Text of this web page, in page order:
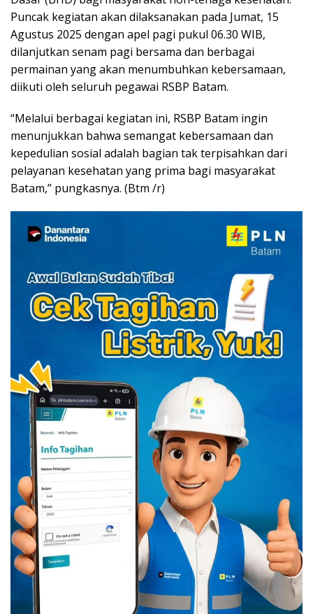
Puncak kegiatan akan dilaksanakan pada Jumat, 15
Agustus 2025 dengan apel pagi pukul 06.30 WIB,
dilanjutkan senam pagi bersama dan berbagai
permainan yang akan menumbuhkan kebersamaan,
diikuti oleh seluruh pegawai RSBP Batam.
“Melalui berbagai kegiatan ini, RSBP Batam ingin
menunjukkan bahwa semangat kebersamaan dan
kepedulian sosial adalah bagian tak terpisahkan dari
pelayanan kesehatan yang prima bagi masyarakat
Batam,” pungkasnya. (Btm /r)